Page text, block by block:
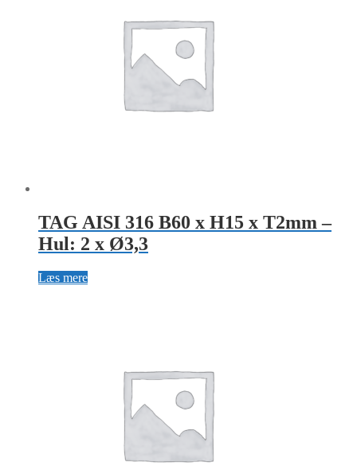
TAG AISI 316 B60 x H15 x T2mm –
Hul: 2 x Ø3,3
Læs mere